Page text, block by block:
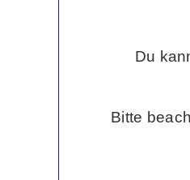
Du
Bitte